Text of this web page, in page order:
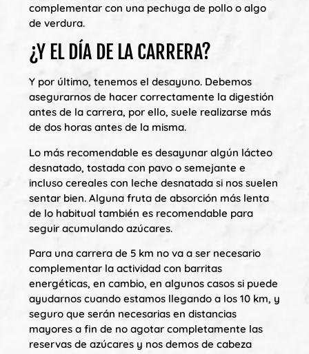
complementar con una pechuga de pollo o algo
de verdura.
¿Y EL DÍA DE LA CARRERA?
Y por último, tenemos el desayuno. Debemos
asegurarnos de hacer correctamente la digestión
antes de la carrera, por ello, suele realizarse más
de dos horas antes de la misma.
Lo más recomendable es desayunar algún lácteo
desnatado, tostada con pavo o semejante e
incluso cereales con leche desnatada si nos suelen
sentar bien. Alguna fruta de absorción más lenta
de lo habitual también es recomendable para
seguir acumulando azúcares.
Para una carrera de 5 km no va a ser necesario
complementar la actividad con barritas
energéticas, en cambio, en algunos casos si puede
ayudarnos cuando estamos llegando a los 10 km, y
seguro que serán necesarias en distancias
mayores a fin de no agotar completamente las
reservas de azúcares y nos demos de cabeza